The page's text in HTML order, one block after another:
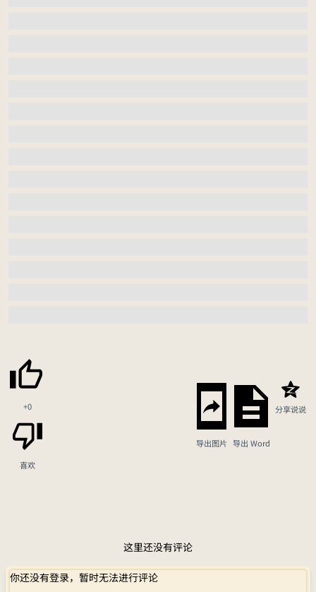
+0
喜欢
导出图片 导出 Word
分享说说
这里还没有评论
你还没有登录，暂时无法进行评论